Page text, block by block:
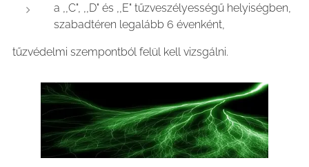
a ,,C", ,,D" és ,,E" tűzveszélyességű helyiségben,
szabadtéren legalább 6 évenként,
tűzvédelmi szempontból felül kell vizsgálni.